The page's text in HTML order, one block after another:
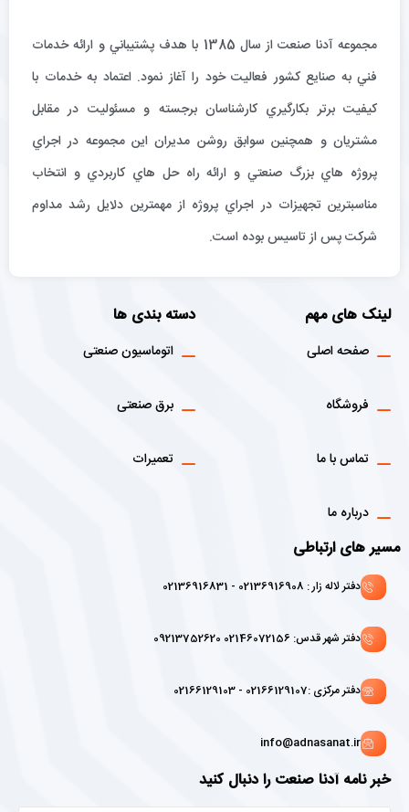
مجموعه آدنا صنعت از سال 1385 با هدف پشتيباني و ارائه خدمات
فني به صنايع كشور فعاليت خود را آغاز نمود. اعتماد به خدمات با
كيفيت برتر بكارگيري كارشناسان برجسته و مسئوليت در مقابل
مشتريان و همچنين سوابق روشن مديران اين مجموعه در اجراي
پروژه هاي بزرگ صنعتي و ارائه راه حل هاي كاربردي و انتخاب
مناسبترين تجهيزات در اجراي پروژه از مهمترين دلايل رشد مداوم
شركت پس از تاسيس بوده است.
لینک های مهم
صفحه اصلی
فروشگاه
تماس با ما
درباره ما
دسته بندی ها
اتوماسیون صنعتی
برق صنعتی
تعمیرات
مسیر های ارتباطی
دفتر لاله زار : 02136916908 - 02136916831
دفتر شهر قدس: 02146072156 09213752620
دفتر مرکزی :02166129107 - 02166129103
info@adnasanat.ir
خبر نامه آدنا صنعت را دنبال کنید